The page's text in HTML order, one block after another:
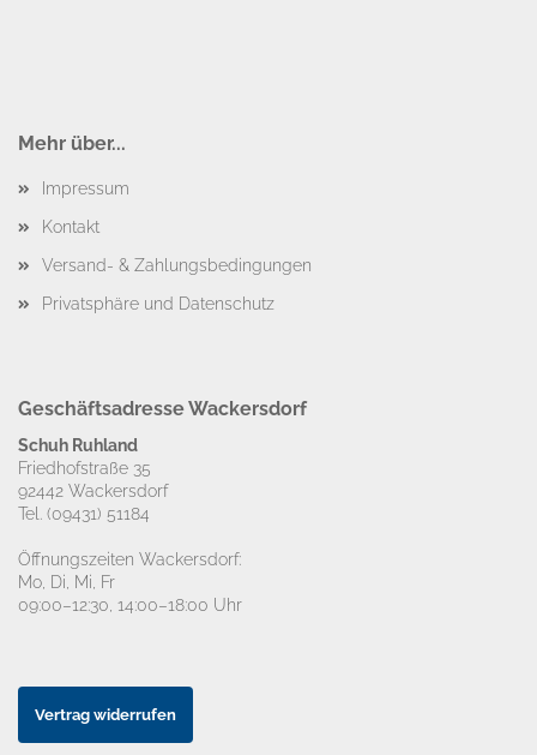
Mehr über...
Impressum
Kontakt
Versand- & Zahlungsbedingungen
Privatsphäre und Datenschutz
Geschäftsadresse Wackersdorf
Schuh Ruhland
Friedhofstraße 35
92442 Wackersdorf
Tel. (09431) 51184
Öffnungszeiten Wackersdorf:
Mo, Di, Mi, Fr
09:00–12:30, 14:00–18:00 Uhr
Vertrag widerrufen